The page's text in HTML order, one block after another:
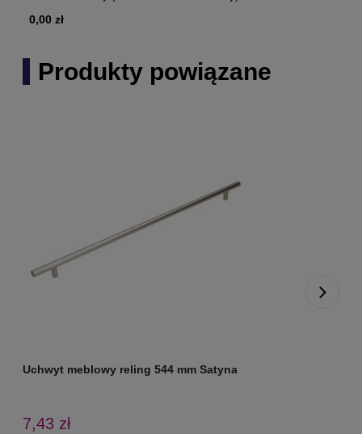
0,00 zł
Produkty powiązane
Uchwyt meblowy reling 544 mm Satyna
7,43 zł